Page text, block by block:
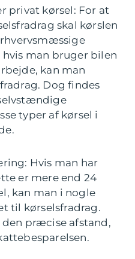
privat kørsel: For at
skal kørslen
man bruger bilen
kan man
Dog findes
typer af kørsel i
Hvis man har
er mere end 24
kan man i nogle
til kørselsfradrag.
præcise afstand,